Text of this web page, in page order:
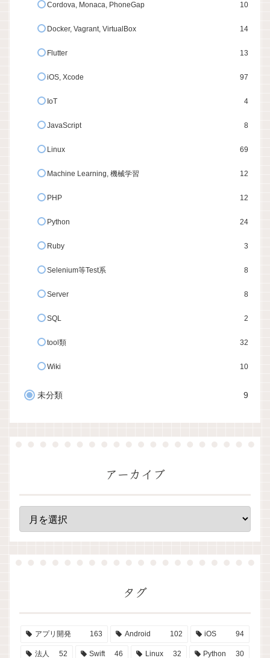
Cordova, Monaca, PhoneGap 10
Docker, Vagrant, VirtualBox 14
Flutter 13
iOS, Xcode 97
IoT 4
JavaScript 8
Linux 69
Machine Learning, 機械学習 12
PHP 12
Python 24
Ruby 3
Selenium等Test系 8
Server 8
SQL 2
tool類 32
Wiki 10
未分類 9
アーカイブ
タグ
アプリ開発 163 Android 102 iOS 94
法人 52 Swift 46 Linux 32 Python 30